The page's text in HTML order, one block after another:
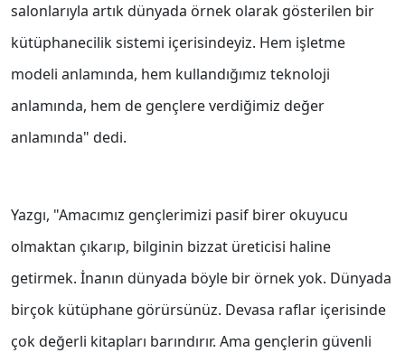
salonlarıyla artık dünyada örnek olarak gösterilen bir
kütüphanecilik sistemi içerisindeyiz. Hem işletme
modeli anlamında, hem kullandığımız teknoloji
anlamında, hem de gençlere verdiğimiz değer
anlamında" dedi.
Yazgı, "Amacımız gençlerimizi pasif birer okuyucu
olmaktan çıkarıp, bilginin bizzat üreticisi haline
getirmek. İnanın dünyada böyle bir örnek yok. Dünyada
birçok kütüphane görürsünüz. Devasa raflar içerisinde
çok değerli kitapları barındırır. Ama gençlerin güvenli